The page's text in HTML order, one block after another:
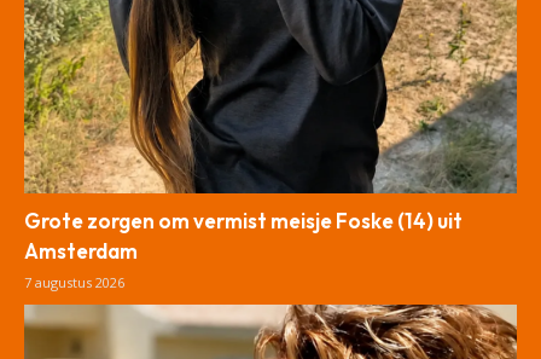
Grote zorgen om vermist meisje Foske (14) uit
Amsterdam
7 augustus 2026